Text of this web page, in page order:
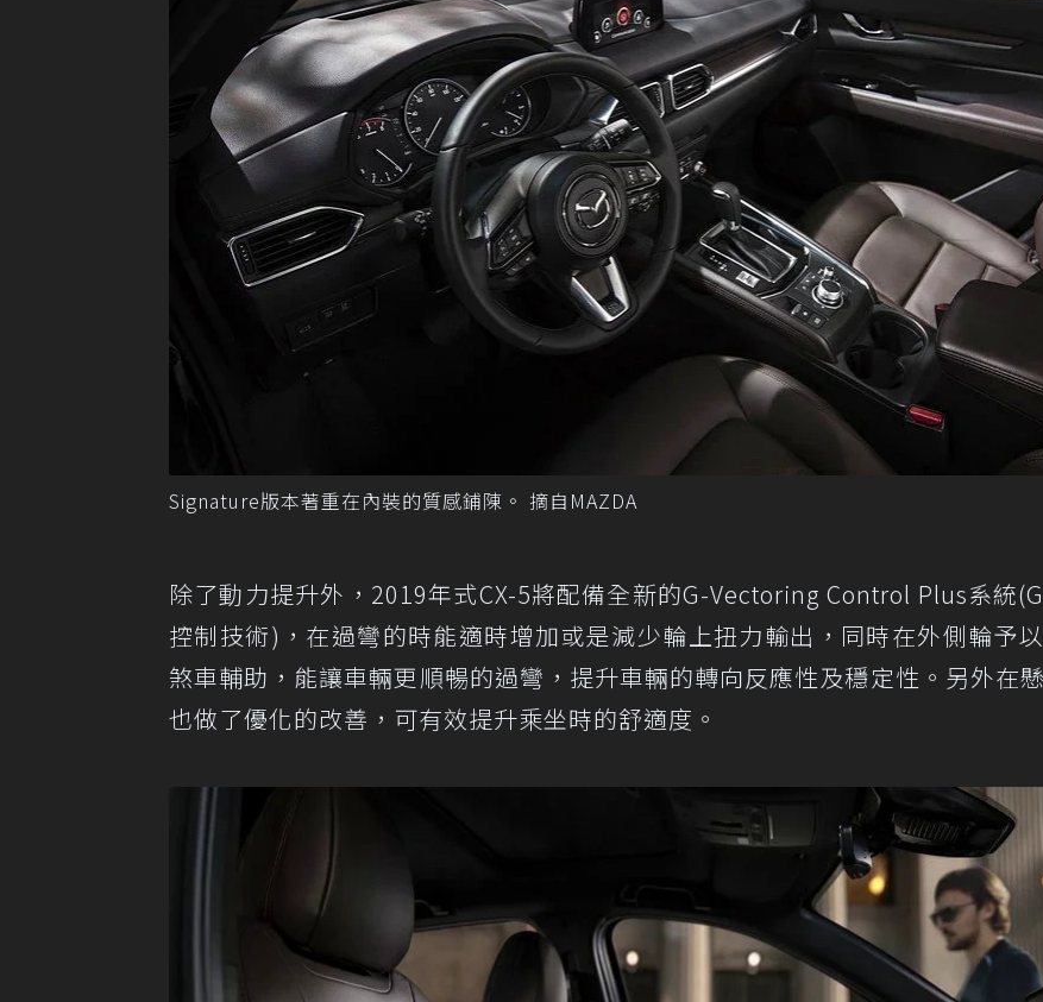
Signature版本著重在內裝的質感鋪陳。 摘自MAZDA
除了動力提升外，2019年式CX-5將配備全新的G-Vectoring Control Plus系統
控制技術)，在過彎的時能適時增加或是減少輪上扭力輸出，同時在外側輪予
煞車輔助，能讓車輛更順暢的過彎，提升車輛的轉向反應性及穩定性。另外在
也做了優化的改善，可有效提升乘坐時的舒適度。